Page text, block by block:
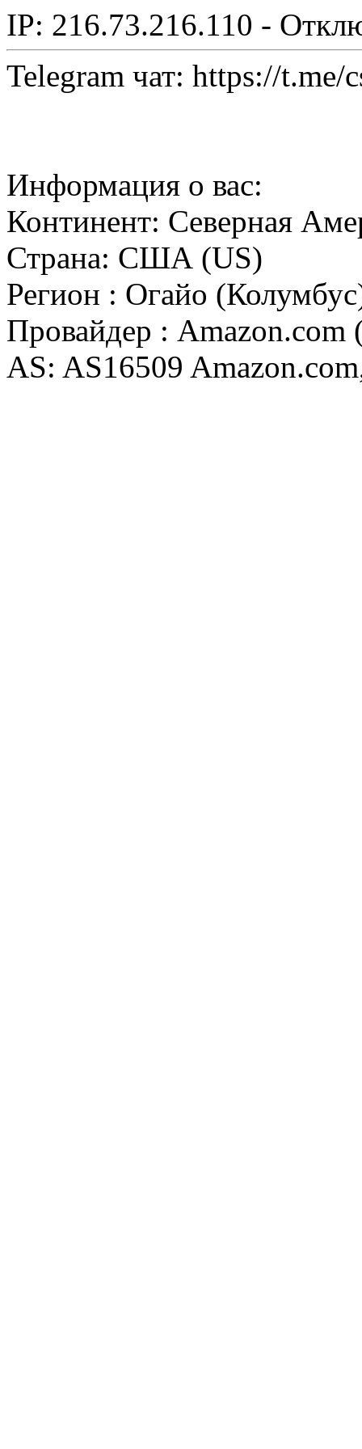
IP: 216.73.216.110 -
Telegram чат: https://t.me/
Информация о вас:
Континент: Северная
Страна: США (US)
Регион : Огайо
Провайдер :
AS: AS16509